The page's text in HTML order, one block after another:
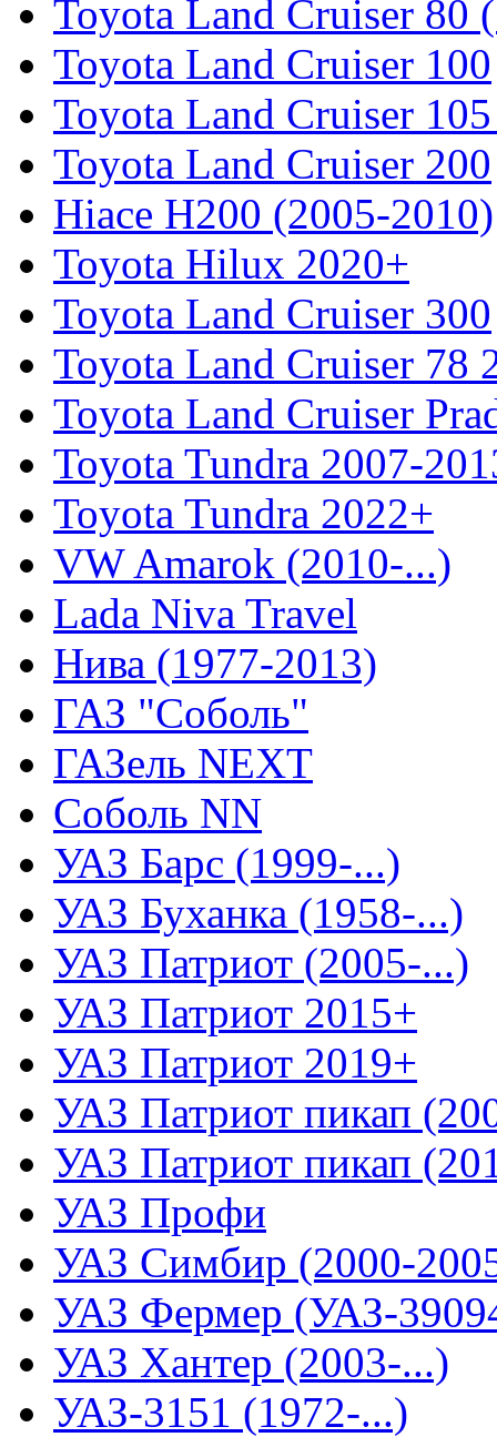
Toyota Land Cruiser 80
Toyota Land Cruiser 100
Toyota Land Cruiser
Toyota Land Cruiser 200
Hiace H200 (2005-2010)
Toyota Hilux 2020+
Toyota Land Cruiser 300
Toyota Land Cruiser 78
Toyota Land Cruiser
Toyota Tundra 2007-
Toyota Tundra 2022+
VW Amarok (2010-...)
Lada Niva Travel
Нива (1977-2013)
ГАЗ "Соболь"
ГАЗель NEXT
Соболь NN
УАЗ Барс (1999-...)
УАЗ Буханка (1958-...)
УАЗ Патриот (2005-...)
УАЗ Патриот 2015+
УАЗ Патриот 2019+
УАЗ Патриот пикап
УАЗ Патриот пикап
УАЗ Профи
УАЗ Симбир (2000-
УАЗ Фермер (УАЗ-
УАЗ Хантер (2003-...)
УАЗ-3151 (1972-...)